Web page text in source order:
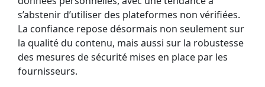
s’abstenir d’utiliser des plateformes non vérifiées.
La confiance repose désormais non seulement sur
la qualité du contenu, mais aussi sur la robustesse
des mesures de sécurité mises en place par les
fournisseurs.